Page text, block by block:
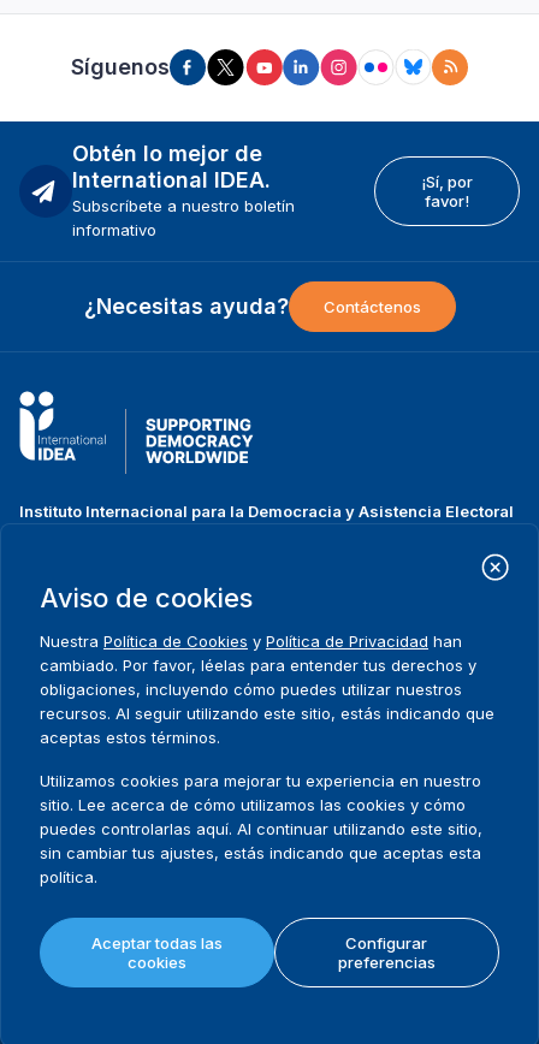
Síguenos
Obtén lo mejor de
International IDEA.
Subscríbete a nuestro boletín
informativo
¡Sí, por
favor!
¿Necesitas ayuda? Contáctenos
Instituto Internacional para la Democracia y Asistencia Electoral
Strömsborgsbron 1
SE-103 34 Estocolmo
+46 8 698 37 00
Footer
menu
Inicio
Sobre nosotros
Dónde trabajamos
Publicaciones
Datos y herramientas
Projectos
Prensa
Contact
Release Agreement Form
Términos y condiciones
Política de privacidad
Mapa del sitio
Aviso de cookies
Nuestra Política de Cookies y Política de Privacidad han
cambiado. Por favor, léelas para entender tus derechos y
obligaciones, incluyendo cómo puedes utilizar nuestros
recursos. Al seguir utilizando este sitio, estás indicando que
aceptas estos términos.
Utilizamos cookies para mejorar tu experiencia en nuestro
sitio. Lee acerca de cómo utilizamos las cookies y cómo
puedes controlarlas aquí. Al continuar utilizando este sitio,
sin cambiar tus ajustes, estás indicando que aceptas esta
política.
Aceptar todas las
cookies
Configurar
preferencias